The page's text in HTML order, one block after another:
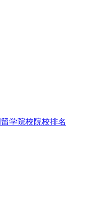
留学院校院校排名